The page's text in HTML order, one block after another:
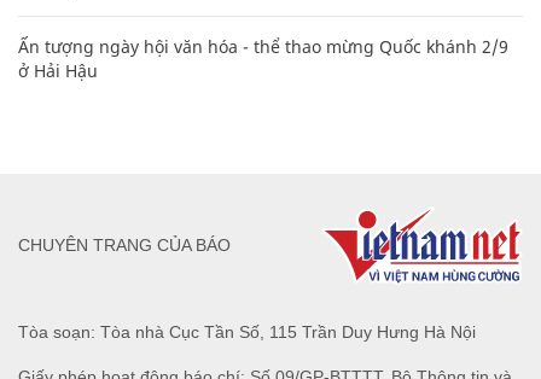
Ấn tượng ngày hội văn hóa - thể thao mừng Quốc khánh 2/9
ở Hải Hậu
Tòa soạn: Tòa nhà Cục Tần Số, 115 Trần Duy Hưng Hà Nội
CHUYÊN TRANG CỦA BÁO